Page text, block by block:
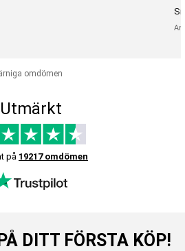
omdömen
Utmärkt
på 19217 omdömen
DITT FÖRSTA KÖP!